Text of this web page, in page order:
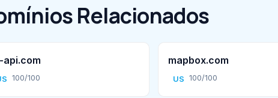
Relacionados
api.com
100/100
mapbox.com
US 100/100